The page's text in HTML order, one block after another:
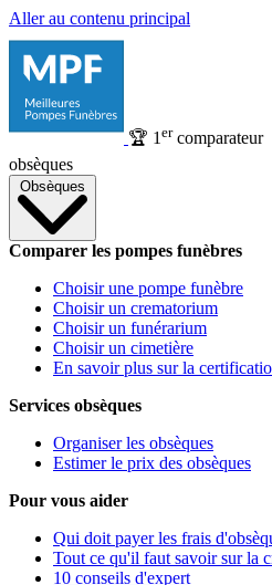
Aller au contenu principal
🏆 1 ercomparateur
obsèques
Obsèques
Comparer les pompes funèbres
Choisir une pompe funèbre
Choisir un crematorium
Choisir un funérarium
Choisir un cimetière
En savoir plus sur la
Services obsèques
Organiser les obsèques
Estimer le prix des obsèques
Pour vous aider
Qui doit payer les frais
Tout ce qu'il faut savoir sur la
10 conseils d'expert